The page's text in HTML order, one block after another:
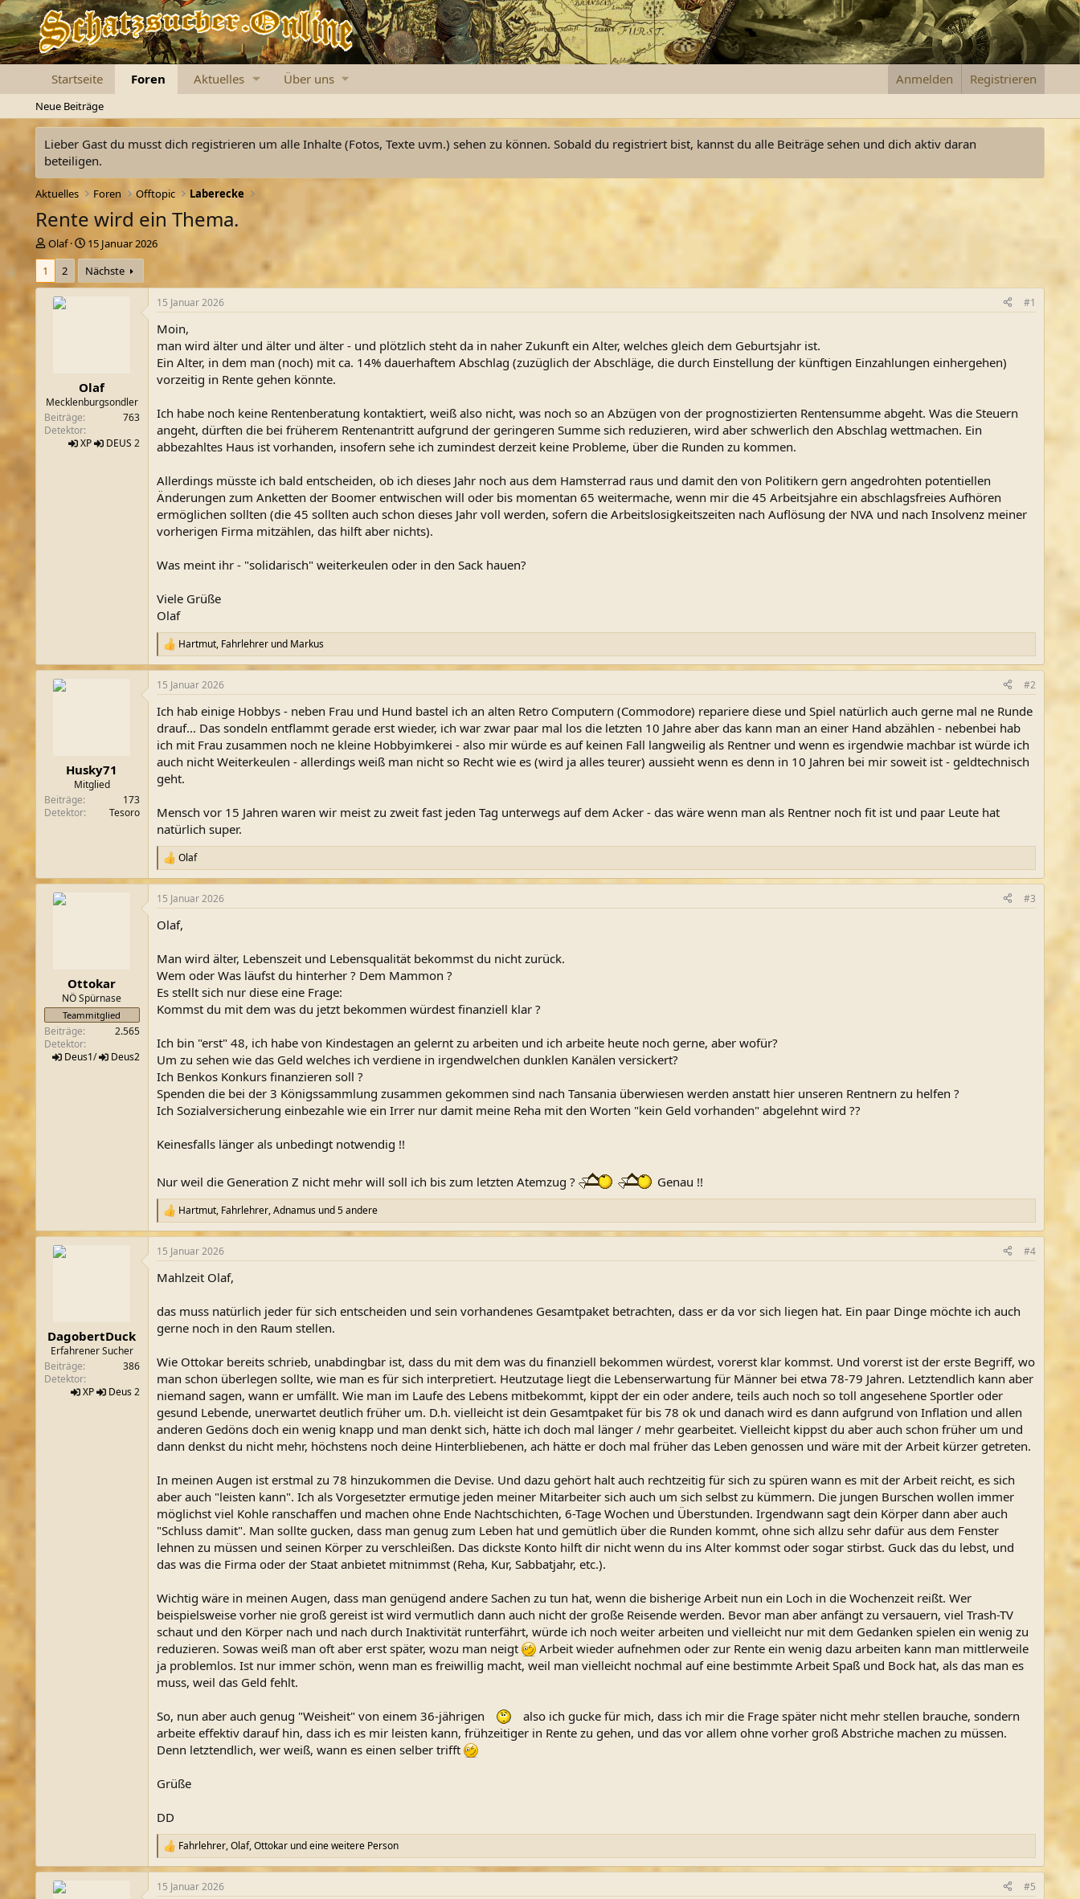
Startseite Foren Aktuelles Über uns Anmelden Registrieren
Neue Beiträge
Lieber Gast du musst dich registrieren um alle Inhalte (Fotos, Texte uvm.) sehen zu können. Sobald du registriert bist, kannst du alle Beiträge sehen und dich aktiv daran
beteiligen.
Aktuelles Foren Offtopic Laberecke
Rente wird ein Thema.
E
r
t
Olaf
E
r
s
t
15 Januar 2026
1
2 Nächste
Olaf
Mecklenburgsondler
Beiträge
763
Detektor
XP
DEUS 2
15 Januar 2026 #1
Moin,
man wird älter und älter und älter - und plötzlich steht da in naher Zukunft ein Alter, welches gleich dem Geburtsjahr ist.
Ein Alter, in dem man (noch) mit ca. 14% dauerhaftem Abschlag (zuzüglich der Abschläge, die durch Einstellung der künftigen Einzahlungen einhergehen)
vorzeitig in Rente gehen könnte.
Ich habe noch keine Rentenberatung kontaktiert, weiß also nicht, was noch so an Abzügen von der prognostizierten Rentensumme abgeht. Was die Steuern
angeht, dürften die bei früherem Rentenantritt aufgrund der geringeren Summe sich reduzieren, wird aber schwerlich den Abschlag wettmachen. Ein
abbezahltes Haus ist vorhanden, insofern sehe ich zumindest derzeit keine Probleme, über die Runden zu kommen.
Allerdings müsste ich bald entscheiden, ob ich dieses Jahr noch aus dem Hamsterrad raus und damit den von Politikern gern angedrohten potentiellen
Änderungen zum Anketten der Boomer entwischen will oder bis momentan 65 weitermache, wenn mir die 45 Arbeitsjahre ein abschlagsfreies Aufhören
ermöglichen sollten (die 45 sollten auch schon dieses Jahr voll werden, sofern die Arbeitslosigkeitszeiten nach Auflösung der NVA und nach Insolvenz meiner
vorherigen Firma mitzählen, das hilft aber nichts).
Was meint ihr - "solidarisch" weiterkeulen oder in den Sack hauen?
Viele Grüße
Olaf
R
e
a
k
i
o
n
e
n
:
Hartmut, Fahrlehrerund Markus
Husky71
Mitglied
Beiträge
173
Detektor
Tesoro
15 Januar 2026 #2
Ich hab einige Hobbys - neben Frau und Hund bastel ich an alten Retro Computern (Commodore) repariere diese und Spiel natürlich auch gerne mal ne Runde
drauf... Das sondeln entflammt gerade erst wieder, ich war zwar paar mal los die letzten 10 Jahre aber das kann man an einer Hand abzählen - nebenbei hab
ich mit Frau zusammen noch ne kleine Hobbyimkerei - also mir würde es auf keinen Fall langweilig als Rentner und wenn es irgendwie machbar ist würde ich
auch nicht Weiterkeulen - allerdings weiß man nicht so Recht wie es (wird ja alles teurer) aussieht wenn es denn in 10 Jahren bei mir soweit ist - geldtechnisch
geht.
Mensch vor 15 Jahren waren wir meist zu zweit fast jeden Tag unterwegs auf dem Acker - das wäre wenn man als Rentner noch fit ist und paar Leute hat
natürlich super.
R
e
a
k
i
n
e
n
:
Olaf
Ottokar
NÖ Spürnase
Teammitglied
Beiträge
2.565
Detektor
Deus1/ Deus2
15 Januar 2026 #3
Olaf,
Man wird älter, Lebenszeit und Lebensqualität bekommst du nicht zurück.
Wem oder Was läufst du hinterher ? Dem Mammon ?
Es stellt sich nur diese eine Frage:
Kommst du mit dem was du jetzt bekommen würdest finanziell klar ?
Ich bin "erst" 48, ich habe von Kindestagen an gelernt zu arbeiten und ich arbeite heute noch gerne, aber wofür?
Um zu sehen wie das Geld welches ich verdiene in irgendwelchen dunklen Kanälen versickert?
Ich Benkos Konkurs finanzieren soll ?
Spenden die bei der 3 Königssammlung zusammen gekommen sind nach Tansania überwiesen werden anstatt hier unseren Rentnern zu helfen ?
Ich Sozialversicherung einbezahle wie ein Irrer nur damit meine Reha mit den Worten "kein Geld vorhanden" abgelehnt wird ??
Keinesfalls länger als unbedingt notwendig !!
Nur weil die Generation Z nicht mehr will soll ich bis zum letzten Atemzug ? Genau !!
R
e
a
k
i
n
e
n
Hartmut, Fahrlehrer,Adnamusund 5 andere
DagobertDuck
Erfahrener Sucher
Beiträge
386
Detektor
XP
Deus2
15 Januar 2026 #4
Mahlzeit Olaf,
das muss natürlich jeder für sich entscheiden und sein vorhandenes Gesamtpaket betrachten, dass er da vor sich liegen hat. Ein paar Dinge möchte ich auch
gerne noch in den Raum stellen.
Wie Ottokar bereits schrieb, unabdingbar ist, dass du mit dem was du finanziell bekommen würdest, vorerst klar kommst. Und vorerst ist der erste Begriff, wo
man schon überlegen sollte, wie man es für sich interpretiert. Heutzutage liegt die Lebenserwartung für Männer bei etwa 78-79 Jahren. Letztendlich kann aber
niemand sagen, wann er umfällt. Wie man im Laufe des Lebens mitbekommt, kippt der ein oder andere, teils auch noch so toll angesehene Sportler oder
gesund Lebende, unerwartet deutlich früher um. D.h. vielleicht ist dein Gesamtpaket für bis 78 ok und danach wird es dann aufgrund von Inflation und allen
anderen Gedöns doch ein wenig knapp und man denkt sich, hätte ich doch mal länger / mehr gearbeitet. Vielleicht kippst du aber auch schon früher um und
dann denkst du nicht mehr, höchstens noch deine Hinterbliebenen, ach hätte er doch mal früher das Leben genossen und wäre mit der Arbeit kürzer getreten.
In meinen Augen ist erstmal zu 78 hinzukommen die Devise. Und dazu gehört halt auch rechtzeitig für sich zu spüren wann es mit der Arbeit reicht, es sich
aber auch "leisten kann". Ich als Vorgesetzter ermutige jeden meiner Mitarbeiter sich auch um sich selbst zu kümmern. Die jungen Burschen wollen immer
möglichst viel Kohle ranschaffen und machen ohne Ende Nachtschichten, 6-Tage Wochen und Überstunden. Irgendwann sagt dein Körper dann aber auch
"Schluss damit". Man sollte gucken, dass man genug zum Leben hat und gemütlich über die Runden kommt, ohne sich allzu sehr dafür aus dem Fenster
lehnen zu müssen und seinen Körper zu verschleißen. Das dickste Konto hilft dir nicht wenn du ins Alter kommst oder sogar stirbst. Guck das du lebst, und
das was die Firma oder der Staat anbietet mitnimmst (Reha, Kur, Sabbatjahr, etc.).
Wichtig wäre in meinen Augen, dass man genügend andere Sachen zu tun hat, wenn die bisherige Arbeit nun ein Loch in die Wochenzeit reißt. Wer
beispielsweise vorher nie groß gereist ist wird vermutlich dann auch nicht der große Reisende werden. Bevor man aber anfängt zu versauern, viel Trash-TV
schaut und den Körper nach und nach durch Inaktivität runterfährt, würde ich noch weiter arbeiten und vielleicht nur mit dem Gedanken spielen ein wenig zu
reduzieren. Sowas weiß man oft aber erst später, wozu man neigt
Arbeit wieder aufnehmen oder zur Rente ein wenig dazu arbeiten kann man mittlerweile
ja problemlos. Ist nur immer schön, wenn man es freiwillig macht, weil man vielleicht nochmal auf eine bestimmte Arbeit Spaß und Bock hat, als das man es
muss, weil das Geld fehlt.
So, nun aber auch genug "Weisheit" von einem 36-jährigen
also ich gucke für mich, dass ich mir die Frage später nicht mehr stellen brauche, sondern
arbeite effektiv darauf hin, dass ich es mir leisten kann, frühzeitiger in Rente zu gehen, und das vor allem ohne vorher groß Abstriche machen zu müssen.
Denn letztendlich, wer weiß, wann es einen selber trifft
Grüße
DD
R
e
a
k
Fahrlehrer,Olaf,Ottokarund eine weitere Person
15 Januar 2026 #5